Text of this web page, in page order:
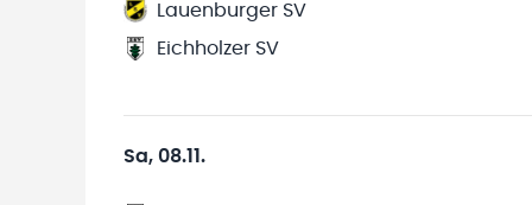
Lauenburger SV
Eichholzer SV
Sa, 08.11.